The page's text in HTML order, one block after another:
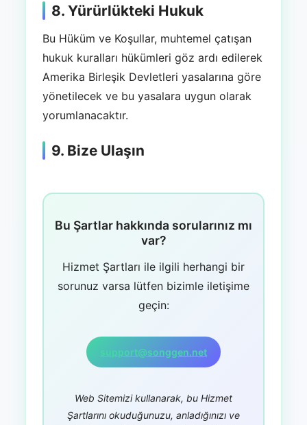
8. Yürürlükteki Hukuk
Bu Hüküm ve Koşullar, muhtemel çatışan
hukuk kuralları hükümleri göz ardı edilerek
Amerika Birleşik Devletleri yasalarına göre
yönetilecek ve bu yasalara uygun olarak
yorumlanacaktır.
9. Bize Ulaşın
Bu Şartlar hakkında sorularınız mı
var?
Hizmet Şartları ile ilgili herhangi bir
sorunuz varsa lütfen bizimle iletişime
geçin:
support@songgen.net
Web Sitemizi kullanarak, bu Hizmet
Şartlarını okuduğunuzu, anladığınızı ve